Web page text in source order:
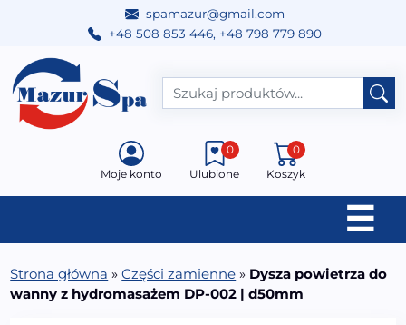
spamazur@gmail.com
+48 508 853 446, +48 798 779 890
Przejdź do treści
Main Navigation
Moje konto Ulubione
0
Koszyk
0
☰
Strona główna »Części zamienne » Dysza powietrza do
wanny z hydromasażem DP-002 | d50mm